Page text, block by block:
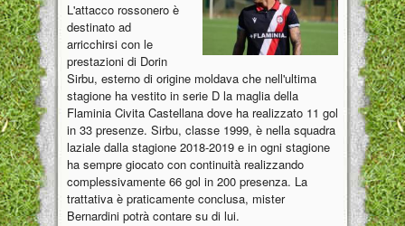
L'attacco rossonero è
destinato ad
arricchirsi con le
prestazioni di Dorin
Sirbu, esterno di origine moldava che nell'ultima
stagione ha vestito in serie D la maglia della
Flaminia Civita Castellana dove ha realizzato 11 gol
in 33 presenze. Sirbu, classe 1999, è nella squadra
laziale dalla stagione 2018-2019 e in ogni stagione
ha sempre giocato con continuità realizzando
complessivamente 66 gol in 200 presenza. La
trattativa è praticamente conclusa, mister
Bernardini potrà contare su di lui.